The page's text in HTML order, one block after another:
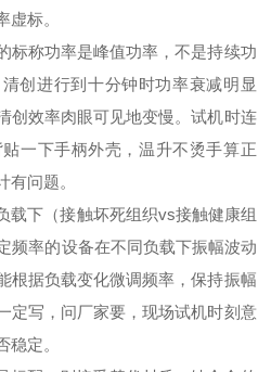
虚标。
标称功率是峰值功率，不是持续功
创进行到十分钟时功率衰减明显
效率肉眼可见地变慢。试机时连
一下手柄外壳，温升不烫手算正
有问题。
载下（接触坏死组织vs接触健康组
频率的设备在不同负载下振幅波动
根据负载变化微调频率，保持振幅
定写，问厂家要，现场试机时刻意
稳定。